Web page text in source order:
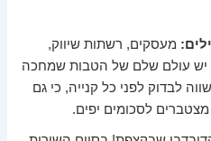
מעסקים, רשתות שיווק,
יש עולם שלם של הטבות שמחכה
לבדוק לפני כל קנייה, כי גם
לסכומים יפים.